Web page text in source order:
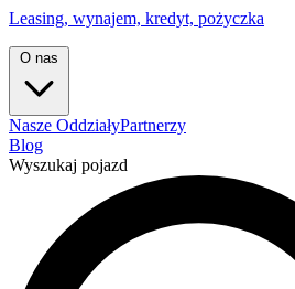
Leasing, wynajem, kredyt, pożyczka
O nas
Nasze OddziałyPartnerzy
Blog
Wyszukaj pojazd